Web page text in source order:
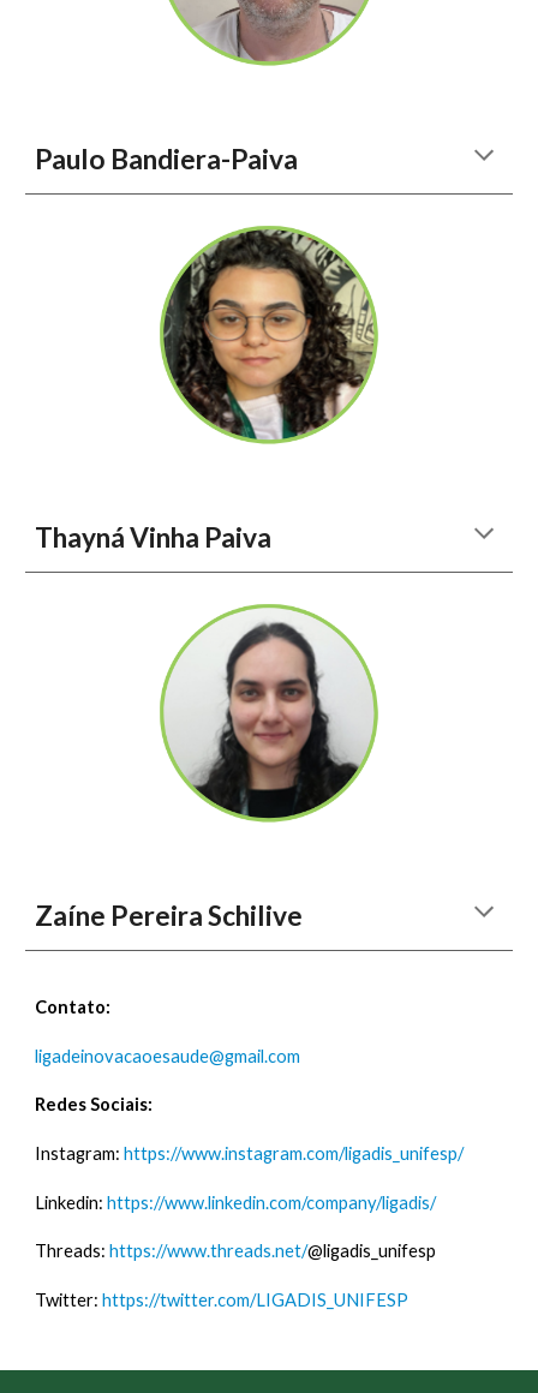
Paulo Bandiera-Paiva
Thayná Vinha Paiva
Zaíne Pereira Schilive
Contato:
ligadeinovacaoesaude@gmail.com
Redes Sociais:
Instagram:https://www.instagram.com/ligadis_unifesp/
Linkedin:https://www.linkedin.com/company/ligadis/
Threads:https://www.threads.net/@ligadis_unifesp
Twitter:https://twitter.com/LIGADIS_UNIFESP